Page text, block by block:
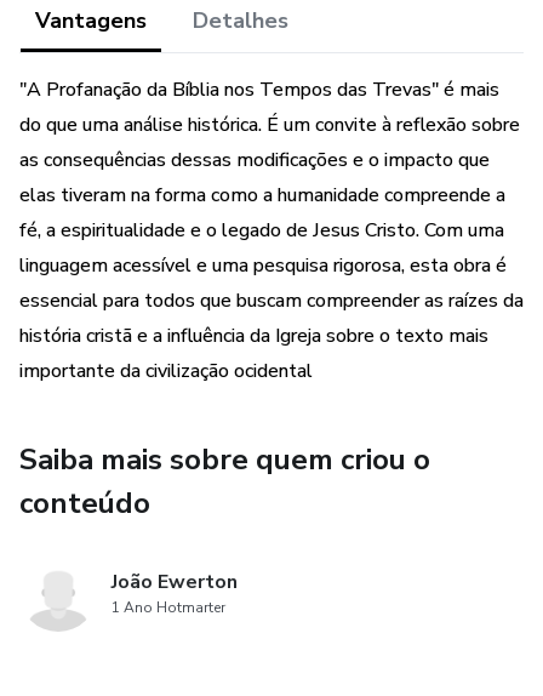
Vantagens Detalhes
"A Profanação da Bíblia nos Tempos das Trevas" é mais
do que uma análise histórica. É um convite à reflexão sobre
as consequências dessas modificações e o impacto que
elas tiveram na forma como a humanidade compreende a
fé, a espiritualidade e o legado de Jesus Cristo. Com uma
linguagem acessível e uma pesquisa rigorosa, esta obra é
essencial para todos que buscam compreender as raízes da
história cristã e a influência da Igreja sobre o texto mais
importante da civilização ocidental
Saiba mais sobre quem criou o
conteúdo
João Ewerton
1 Ano Hotmarter